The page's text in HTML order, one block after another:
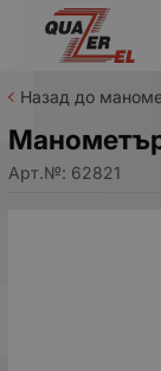
Назад до
Арт.№: 62821